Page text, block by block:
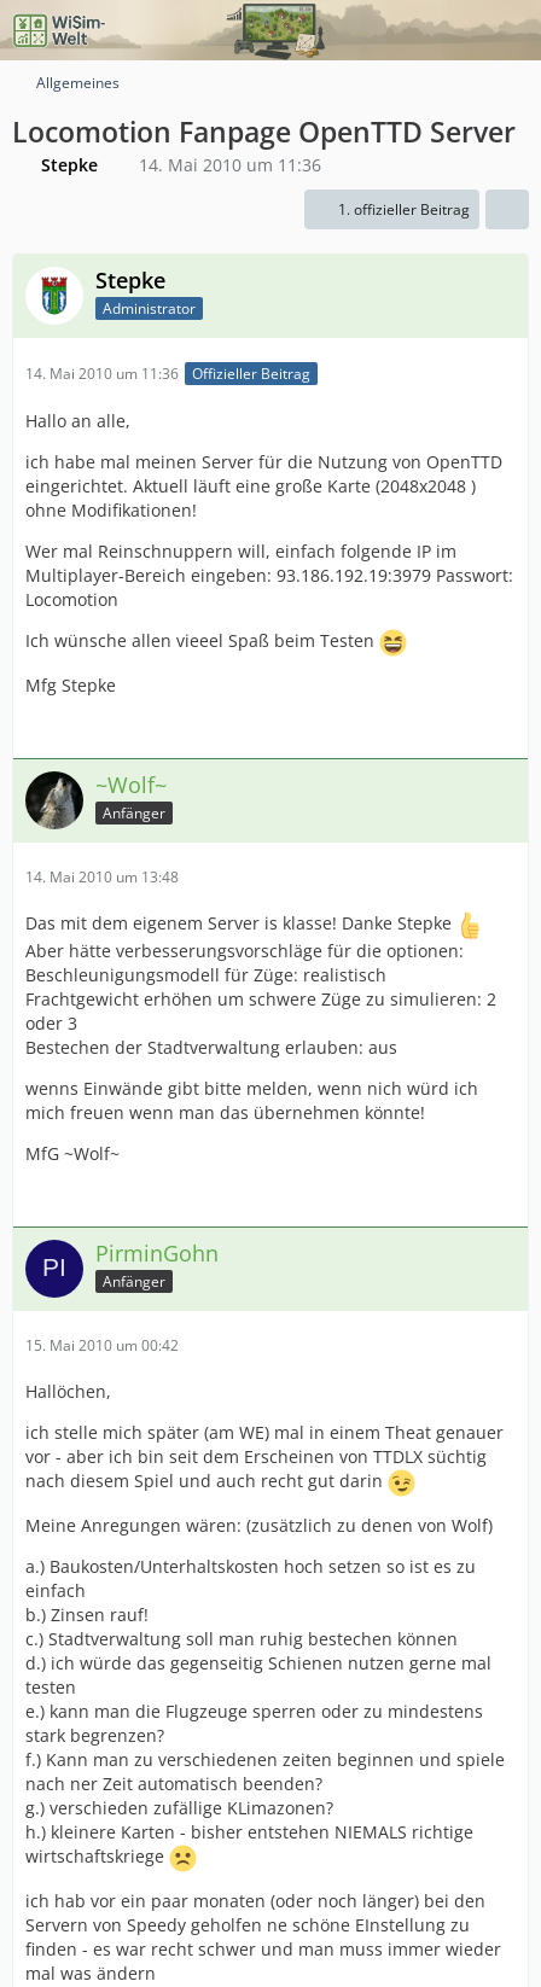
Allgemeines
Locomotion Fanpage OpenTTD Server
Stepke 14. Mai 2010 um 11:36
1. offizieller Beitrag
Stepke
Administrator
14. Mai 2010 um 11:36 Offizieller Beitrag
Hallo an alle,
ich habe mal meinen Server für die Nutzung von OpenTTD
eingerichtet. Aktuell läuft eine große Karte (2048x2048 )
ohne Modifikationen!
Wer mal Reinschnuppern will, einfach folgende IP im
Multiplayer-Bereich eingeben: 93.186.192.19:3979 Passwort:
Locomotion
Ich wünsche allen vieeel Spaß beim Testen
Mfg Stepke
~Wolf~
Anfänger
14. Mai 2010 um 13:48
Das mit dem eigenem Server is klasse! Danke Stepke
Aber hätte verbesserungsvorschläge für die optionen:
Beschleunigungsmodell für Züge: realistisch
Frachtgewicht erhöhen um schwere Züge zu simulieren: 2
oder 3
Bestechen der Stadtverwaltung erlauben: aus
wenns Einwände gibt bitte melden, wenn nich würd ich
mich freuen wenn man das übernehmen könnte!
MfG ~Wolf~
PirminGohn
Anfänger
15. Mai 2010 um 00:42
Hallöchen,
ich stelle mich später (am WE) mal in einem Theat genauer
vor - aber ich bin seit dem Erscheinen von TTDLX süchtig
nach diesem Spiel und auch recht gut darin
Meine Anregungen wären: (zusätzlich zu denen von Wolf)
a.) Baukosten/Unterhaltskosten hoch setzen so ist es zu
einfach
b.) Zinsen rauf!
c.) Stadtverwaltung soll man ruhig bestechen können
d.) ich würde das gegenseitig Schienen nutzen gerne mal
testen
e.) kann man die Flugzeuge sperren oder zu mindestens
stark begrenzen?
f.) Kann man zu verschiedenen zeiten beginnen und spiele
nach ner Zeit automatisch beenden?
g.) verschieden zufällige KLimazonen?
h.) kleinere Karten - bisher entstehen NIEMALS richtige
wirtschaftskriege
ich hab vor ein paar monaten (oder noch länger) bei den
Servern von Speedy geholfen ne schöne EInstellung zu
finden - es war recht schwer und man muss immer wieder
mal was ändern